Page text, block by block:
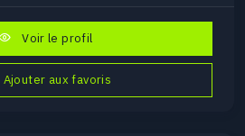
Voir le profil
Ajouter aux favoris